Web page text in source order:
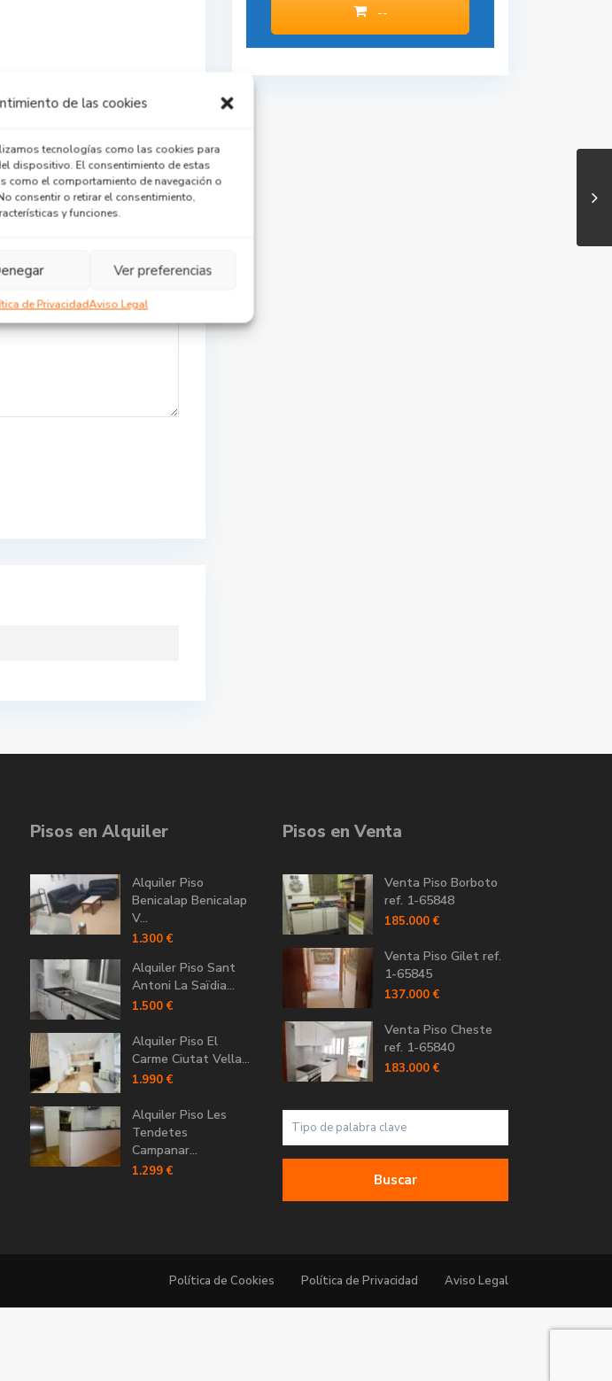
de las cookies
tecnologías como las cookies para
dispositivo. El consentimiento de estas
como el comportamiento de navegación o
consentir o retirar el consentimiento,
y funciones.
Ver preferencias
de PrivacidadAviso Legal
--
Pisos en Alquiler
Alquiler Piso
Benicalap Benicalap
V...
1.300 €
Alquiler Piso Sant
Antoni La Saïdia...
1.500 €
Alquiler Piso El
Carme Ciutat Vella...
1.990 €
Alquiler Piso Les
Tendetes
Campanar...
1.299 €
Pisos en Venta
Venta Piso Borboto
ref. 1-65848
185.000 €
Venta Piso Gilet ref.
1-65845
137.000 €
Venta Piso Cheste
ref. 1-65840
183.000 €
Buscar
Política de Cookies Política de Privacidad Aviso Legal